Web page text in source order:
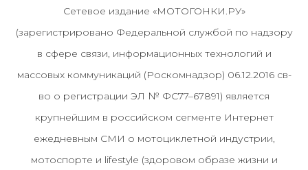
Сетевое издание «МОТОГОНКИ.РУ»
(зарегистрировано Федеральной службой по надзору
в сфере связи, информационных технологий и
массовых коммуникаций (Роскомнадзор) 06.12.2016 св-
во о регистрации ЭЛ № ФС77–67891) является
крупнейшим в российском сегменте Интернет
ежедневным СМИ о мотоциклетной индустрии,
мотоспорте и lifestyle (здоровом образе жизни и